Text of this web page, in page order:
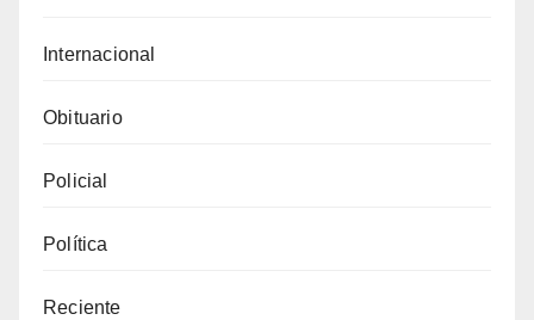
Internacional
Obituario
Policial
Política
Reciente